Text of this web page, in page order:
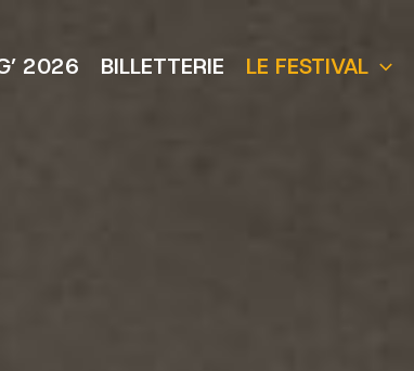
2026 BILLETTERIE LE FESTIVAL